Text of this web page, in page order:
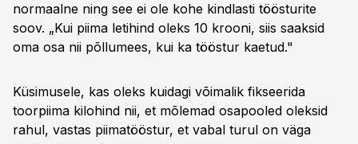
normaalne ning see ei ole kohe kindlasti töösturite
soov. „Kui piima letihind oleks 10 krooni, siis saaksid
oma osa nii põllumees, kui ka tööstur kaetud."
Küsimusele, kas oleks kuidagi võimalik fikseerida
toorpiima kilohind nii, et mõlemad osapooled oleksid
rahul, vastas piimatööstur, et vabal turul on väga